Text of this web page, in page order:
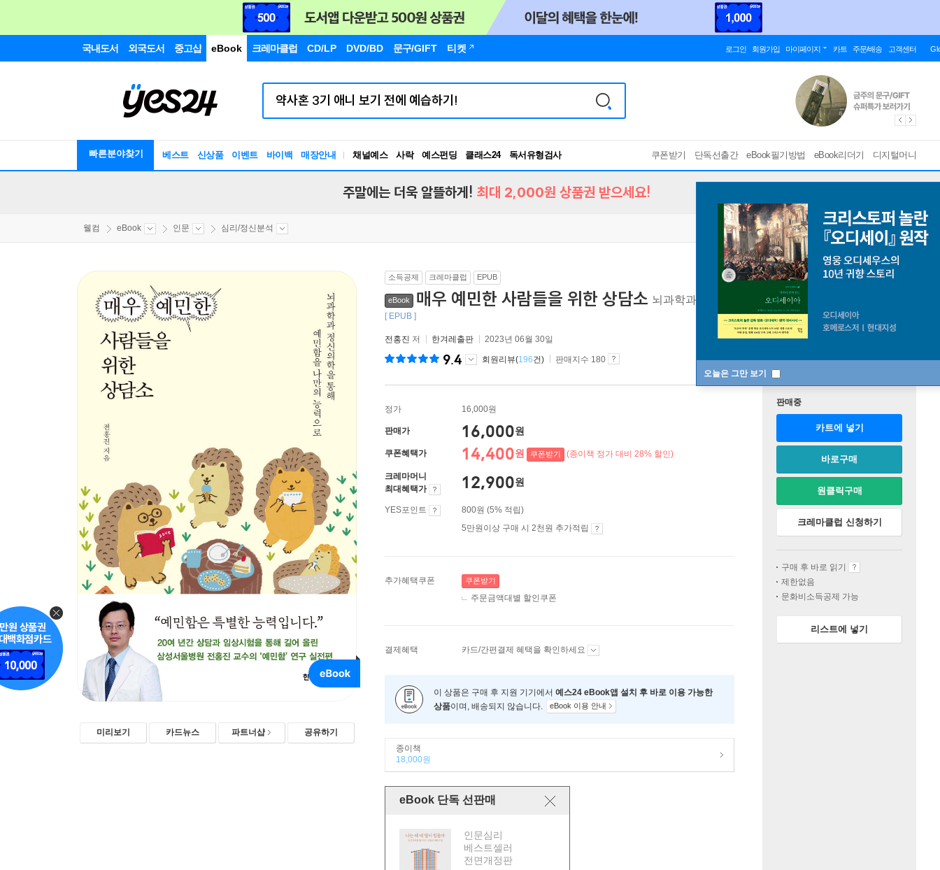
국내도서 외국도서 중고샵 eBook 크레마클럽 CD/LP DVD/BD 문구/GIFT 티켓 로그인 회원가입 마이페이지 카트 주문/배송 고객센터
빠른분야찾기 베스트 신상품 이벤트 바이백 매장안내 채널예스 사락 예스펀딩 클래스24
독서유형검사
RBTI Lab
쿠폰받기 단독선출간 eBook필기방법 eBook리더기 디지털머니
오늘은 그만 보기
주말에는 더욱 알뜰하게! 최대 2,000원 상품권 받으세요!
웰컴 eBook 인문 심리/정신분석
미리보기 카드뉴스 파트너샵 공유하기
소득공제 크레마클럽 EPUB
eBook 매우 예민한 사람들을 위한 상담소 뇌과학과 정신의학을 통해 예민함을 나만의 능력으로
[ EPUB ]
전홍진 저 한겨레출판 2023년 06월 30일
9.4 회원리뷰(196건) 판매지수 180
정가 16,000원
판매가 16,000원
쿠폰혜택가 14,400원 쿠폰받기 (종이책 정가 대비 28% 할인)
크레마머니
최대혜택가
12,900원
YES포인트
800원 (5% 적립)
5만원이상 구매 시 2천원 추가적립
추가혜택쿠폰 쿠폰받기
주문금액대별 할인쿠폰
결제혜택 카드/간편결제 혜택을 확인하세요
이 상품은 구매 후 지원 기기에서 예스24 eBook앱 설치 후 바로 이용 가능한
상품이며, 배송되지 않습니다. eBook 이용 안내
종이책
18,000원
eBook 단독 선판매
인문심리
베스트셀러
전면개정판
판매중
카트에 넣기
바로구매
원클릭구매
크레마클럽 신청하기
구매 후 바로 읽기
제한없음
문화비소득공제 가능
리스트에 넣기